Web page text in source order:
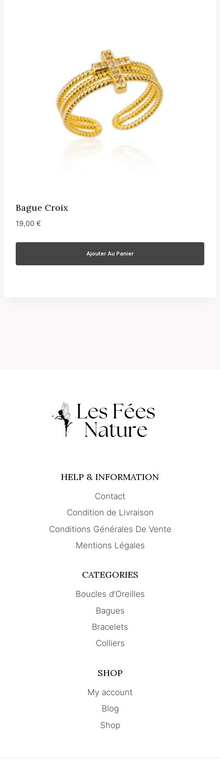
Bague Croix
19,00 €
Ajouter Au Panier
HELP & INFORMATION
Contact
Condition de Livraison
Conditions Générales De Vente
Mentions Légales
CATEGORIES
Boucles d’Oreilles
Bagues
Bracelets
Colliers
SHOP
My account
Blog
Shop